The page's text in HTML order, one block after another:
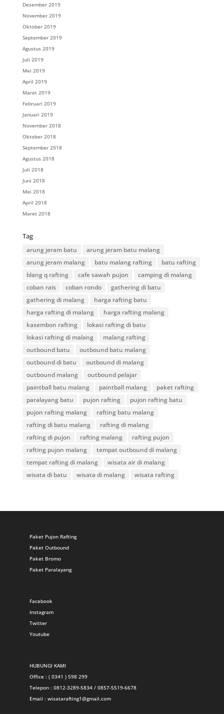
Desember 2019
November 2019
Oktober 2019
September 2019
Agustus 2019
Juli 2019
Mei 2019
April 2019
Maret 2019
Februari 2019
Januari 2019
November 2018
Oktober 2018
September 2018
Agustus 2018
Juli 2018
Juni 2018
Mei 2018
April 2018
Maret 2018
Tag
arung jeram batu
arung jeram batu malang
arung jeram malang
batu malang rafting
batu rafting
blang q rafting
cafe sawah pujon
camping di malang
coban rais
coban rondo
gathering di batu
gathering di malang
harga rafting batu
harga rafting di malang
harga rafting malang
kasembon rafting
lokasi rafting di batu
lokasi rafting di malang
malang rafting
outbound batu
outbound batu malang
outbound di batu
outbound di malang
outbound malang
outbound pelajar
paintball batu malang
paintball malang
paket rafting
paralayang batu
pujon rafting
pujon rafting batu
pujon rafting malang
rafting batu malang
rafting di batu malang
rafting di malang
rafting di pujon
rafting malang
rafting pujon
rafting pujon malang
tempat outbound di malang
tempat rafting di malang
wisata air di malang
wisata di batu
wisata di malang wisata rafting
Paket Pujon Rafting
Paket Outbound
Paket Bromo
Paket Paralayang
Facebook
Instagram
Twitter
Youtube
HUBUNGI KAMI
Office : ( 0341 ) 598 299
Telepon : 0812-3289-5834 / 0857-5519-6678
Email : wisatarafting1@gmail.com